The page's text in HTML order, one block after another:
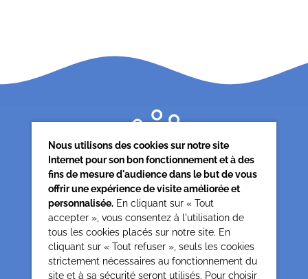
Siège associatif
62 rue de la glacière
75013 Paris
Nous utilisons des cookies sur notre site
Internet pour son bon fonctionnement et à des
fins de mesure d'audience dans le but de vous
offrir une expérience de visite améliorée et
personnalisée. En cliquant sur « Tout
accepter », vous consentez à l'utilisation de
tous les cookies placés sur notre site. En
cliquant sur « Tout refuser », seuls les cookies
strictement nécessaires au fonctionnement du
site et à sa sécurité seront utilisés. Pour choisir